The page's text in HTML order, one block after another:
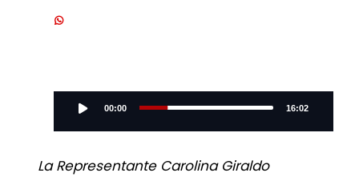
Audio
Player00:00 16:02
La Representante Carolina Giraldo